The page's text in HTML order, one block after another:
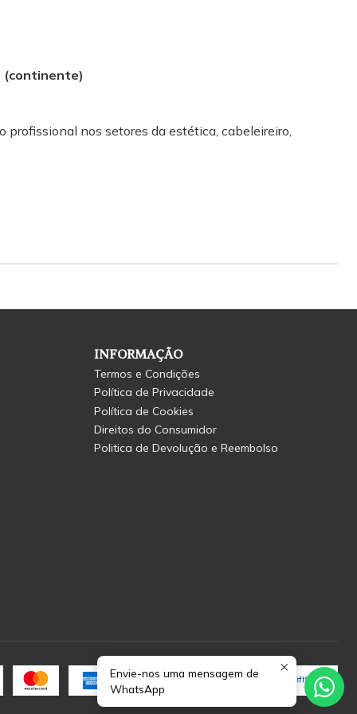
(continente)
profissional nos setores da estética, cabeleireiro,
INFORMAÇÃO
Termos e Condições
Política de Privacidade
Política de Cookies
Direitos do Consumidor
Politica de Devolução e Reembolso
Envie-nos uma mensagem de
WhatsApp